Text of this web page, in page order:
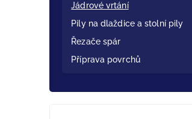
Jádrové vrtání
Pily na dlaždice a stolní pily
Řezače spár
Příprava povrchů